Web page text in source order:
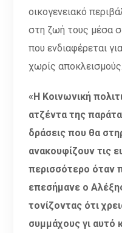
οικογενειακό
στη ζωή τους μέσα
που ενδιαφέρεται
χωρίς αποκλεισμούς.
«Η Κοινωνική
ατζέντα της
δράσεις που θα
ανακουφίζουν τις
περισσότερο όταν
επεσήμανε ο
τονίζοντας ότι
συμμάχους γι αυτό